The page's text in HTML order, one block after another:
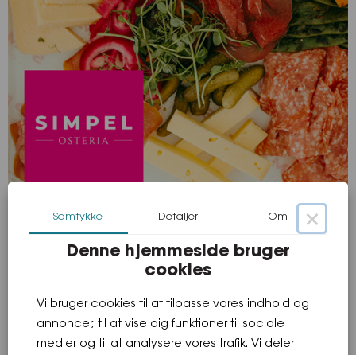
ANTIPASTI
Lufttørret skinke
4 slags italienske pølser bl.a. fennikel og ventricina med mild
3 slags smagfulde oste bl.a. Gammel Knas fra Arla Unika
Auberginekompot
Grillede bønner
×
Samtykke Detaljer Om
Denne hjemmeside bruger
cookies
Vi bruger cookies til at tilpasse vores indhold og
annoncer, til at vise dig funktioner til sociale
medier og til at analysere vores trafik. Vi deler